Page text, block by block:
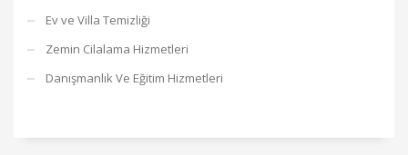
Ev ve Villa Temizliği
Zemin Cilalama Hizmetleri
Danışmanlık Ve Eğitim Hizmetleri